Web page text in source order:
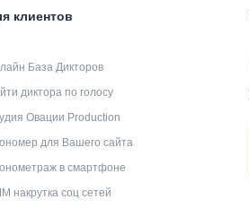
клиентов
База Дикторов
диктора по голосу
Овации Production
для Вашего сайта
в смартфоне
накрутка соц сетей